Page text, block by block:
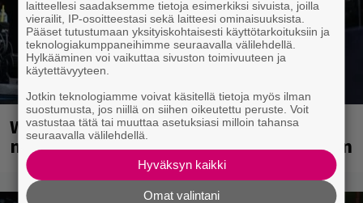
Weezer palaa Suomeen yli
neljännesvuosisadan odotuksen jälkeen
laitteellesi saadaksemme tietoja esimerkiksi sivuista, joilla
vierailit, IP-osoitteestasi sekä laitteesi ominaisuuksista.
Pääset tutustumaan yksityiskohtaisesti käyttötarkoituksiin ja
teknologiakumppaneihimme seuraavalla välilehdellä.
Hylkääminen voi vaikuttaa sivuston toimivuuteen ja
käytettävyyteen.
Jotkin teknologiamme voivat käsitellä tietoja myös ilman
suostumusta, jos niillä on siihen oikeutettu peruste. Voit
vastustaa tätä tai muuttaa asetuksiasi milloin tahansa
seuraavalla välilehdellä.
Hyväksyn kaikki
Omat valintani